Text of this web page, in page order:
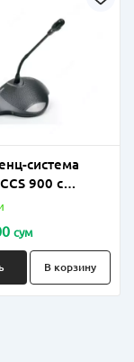
система
900 с
на SD-
сум
В корзину